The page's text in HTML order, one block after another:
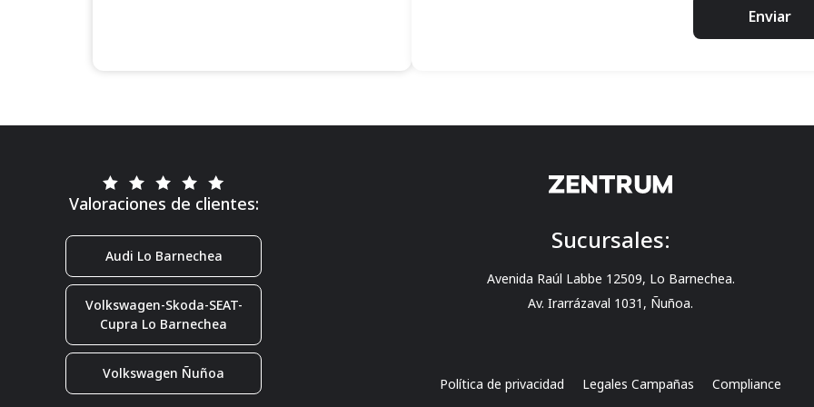
Enviar
Valoraciones de clientes:
Audi Lo Barnechea
Volkswagen-Skoda-SEAT-
Cupra Lo Barnechea
Volkswagen Ñuñoa
Sucursales:
Avenida Raúl Labbe 12509, Lo Barnechea.
Av. Irarrázaval 1031, Ñuñoa.
Política de privacidad Legales Campañas Compliance